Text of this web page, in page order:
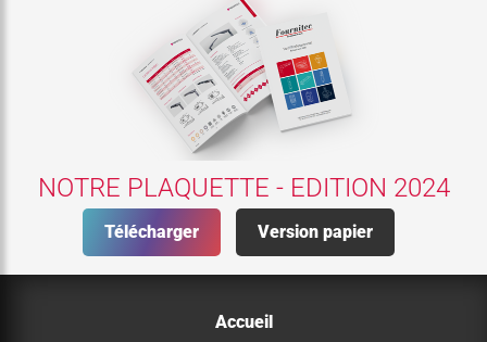
NOTRE PLAQUETTE - EDITION 2024
Télécharger Version papier
Accueil